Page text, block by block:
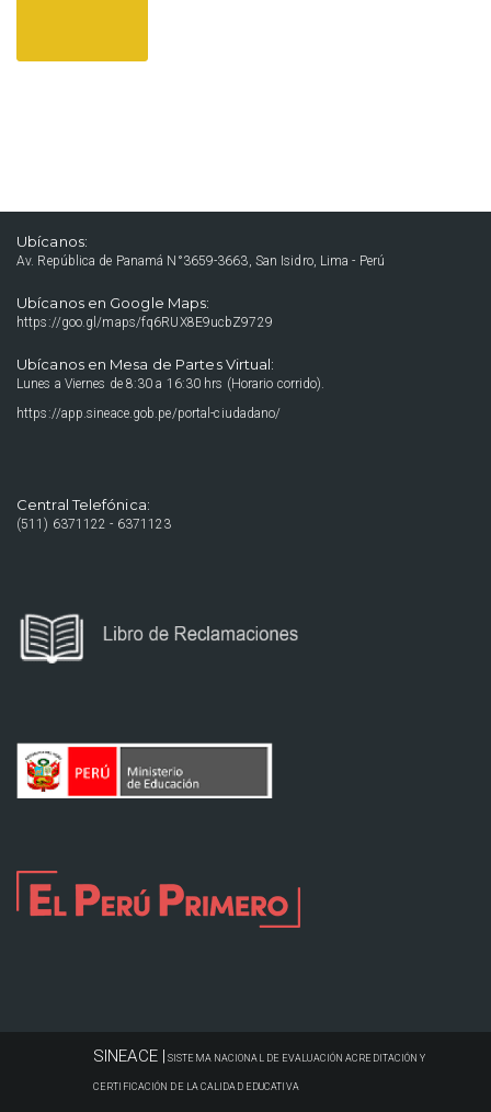
Ubícanos:
Av. República de Panamá N°3659-3663, San Isidro, Lima - Perú
Ubícanos en Google Maps:
https://goo.gl/maps/fq6RUX8E9ucbZ9729
Ubícanos en Mesa de Partes Virtual:
Lunes a Viernes de 8:30 a 16:30 hrs (Horario corrido).
https://app.sineace.gob.pe/portal-ciudadano/
Central Telefónica:
(511) 6371122 - 6371123
SINEACE | SISTEMA NACIONAL DE EVALUACIÓN ACREDITACIÓN Y
CERTIFICACIÓN DE LA CALIDAD EDUCATIVA